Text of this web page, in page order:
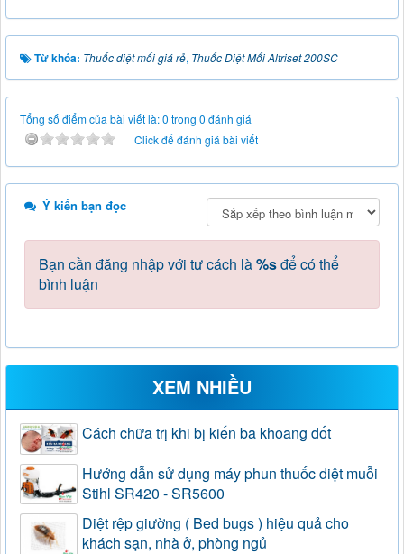
Từ khóa: Thuốc diệt mối giá rẻ, Thuốc Diệt Mối Altriset 200SC
Tổng số điểm của bài viết là: 0 trong 0 đánh giá
Click để đánh giá bài viết
Ý kiến bạn đọc
Bạn cần đăng nhập với tư cách là%sđể có thể
bình luận
XEM NHIỀU
Cách chữa trị khi bị kiến ba khoang đốt
Hướng dẫn sử dụng máy phun thuốc diệt muỗi
Stihl SR420 - SR5600
Diệt rệp giường ( Bed bugs ) hiệu quả cho
khách sạn, nhà ở, phòng ngủ